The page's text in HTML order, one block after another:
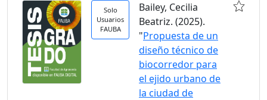
Solo
Usuarios
FAUBA
Bailey, Cecilia
Beatriz. (2025).
"Propuesta de un
diseño técnico de
biocorredor para
el ejido urbano de
la ciudad de